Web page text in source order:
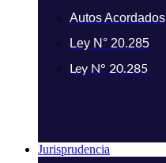
Autos Acordados
Ley N° 20.285
Ley N° 20.285
Jurisprudencia